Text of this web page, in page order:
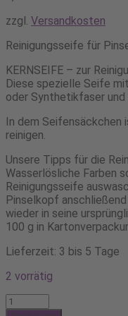
zzgl. Versandkosten
Reinigungsseife für
KERNSEIFE – zur
Diese spezielle Seife
oder Synthetikfaser
In dem
reinigen.
Unsere Tipps für die
Wasserlösliche Farben
Reinigungsseife
Pinselkopf
wieder in seine
100 g in
Lieferzeit: 3 bis 5 Tage
2 vorrätig
Da